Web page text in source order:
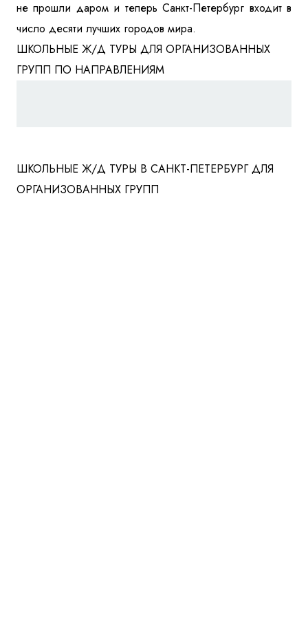
не прошли даром и теперь Санкт-Петербург входит в
число десяти лучших городов мира.
ШКОЛЬНЫЕ Ж/Д ТУРЫ ДЛЯ ОРГАНИЗОВАННЫХ
ГРУПП ПО НАПРАВЛЕНИЯМ
ШКОЛЬНЫЕ Ж/Д ТУРЫ В САНКТ-ПЕТЕРБУРГ ДЛЯ
ОРГАНИЗОВАННЫХ ГРУПП